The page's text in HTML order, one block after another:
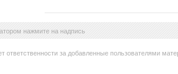
нажмите на надпись
ответственности за добавленные пользователями